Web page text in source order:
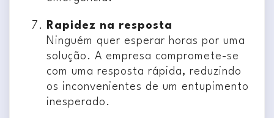
Rapidez na resposta
Ninguém quer esperar horas por uma
solução. A empresa compromete-se
com uma resposta rápida, reduzindo
os inconvenientes de um entupimento
inesperado.